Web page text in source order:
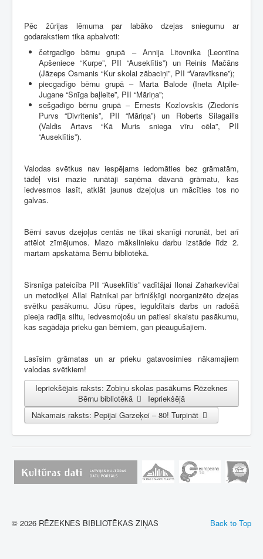
Pēc žūrijas lēmuma par labāko dzejas sniegumu ar
godarakstiem tika apbalvoti:
četrgadīgo bērnu grupā – Annija Litovnika (Leontīna
Apšeniece “Kurpe”, PII “Auseklītis”) un Reinis Mačāns
(Jāzeps Osmanis “Kur skolai zābaciņi”, PII “Varavīksne”);
piecgadīgo bērnu grupā – Marta Balode (Ineta Atpile-
Jugane “Snīga baļleite”, PII “Māriņa”;
sešgadīgo bērnu grupā – Ernests Kozlovskis (Ziedonis
Purvs “Divritenis”, PII “Māriņa”) un Roberts Silagailis
(Valdis Artavs “Kā Muris sniega vīru cēla”, PII
“Auseklītis”).
Valodas svētkus nav iespējams iedomāties bez grāmatām,
tādēļ visi mazie runātāji saņēma dāvanā grāmatu, kas
iedvesmos lasīt, atklāt jaunus dzejoļus un mācīties tos no
galvas.
Bērni savus dzejoļus centās ne tikai skanīgi norunāt, bet arī
attēlot zīmējumos. Mazo mākslinieku darbu izstāde līdz 2.
martam apskatāma Bērnu bibliotēkā.
Sirsnīga pateicība PII “Auseklītis” vadītājai Ilonai Zaharkevičai
un metodiķei Allai Ratnikai par brīnišķīgi noorganizēto dzejas
svētku pasākumu. Jūsu rūpes, ieguldītais darbs un radošā
pieeja radīja siltu, iedvesmojošu un patiesi skaistu pasākumu,
kas sagādāja prieku gan bērniem, gan pieaugušajiem.
Lasīsim grāmatas un ar prieku gatavosimies nākamajiem
valodas svētkiem!
Iepriekšējais raksts: Zobiņu skolas pasākums Rēzeknes
Bērnu bibliotēkā
Iepriekšējā
Nākamais raksts: Pepijai Garzeķei – 80! Turpināt
Back to Top
© 2026 RĒZEKNES BIBLIOTĒKAS ZIŅAS